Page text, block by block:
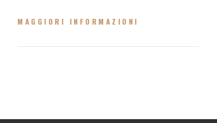
MAGGIORI INFORMAZIONI